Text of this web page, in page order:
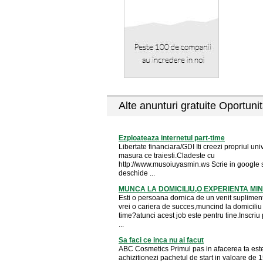
Alte anunturi gratuite
Ezploateaza internetul part-time
Libertate financiara/GDI Iti creezi propriul
masura ce traiesti.Cladeste cu
http://www.musoiuyasmin.ws Scrie in google
deschide ...
MUNCA LA DOMICILIU,O EXPERIENTA
Esti o persoana dornica de un venit
vrei o cariera de succes,muncind la domiciliu
time?atunci acest job este pentru tine.Inscriu
...
Sa faci ce inca nu ai facut
ABC Cosmetics Primul pas in afacerea ta
achizitionezi pachetul de start in valoare de